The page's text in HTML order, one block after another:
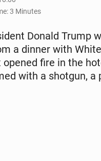
3 Minutes
Donald Trump
a dinner with
opened fire in the
with a shotgun, a